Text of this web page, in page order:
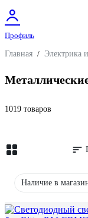
Профиль
Главная / Электрика
1019 товаров
Наличие в